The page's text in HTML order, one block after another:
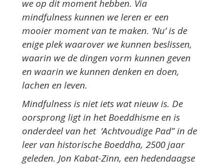
we op dit moment hebben. Via
mindfulness kunnen we leren er een
mooier moment van te maken. ‘Nu’ is de
enige plek waarover we kunnen beslissen,
waarin we de dingen vorm kunnen geven
en waarin we kunnen denken en doen,
lachen en leven.
Mindfulness is niet iets wat nieuw is. De
oorsprong ligt in het Boeddhisme en is
onderdeel van het ‘Achtvoudige Pad” in de
leer van historische Boeddha, 2500 jaar
geleden. Jon Kabat-Zinn, een hedendaagse